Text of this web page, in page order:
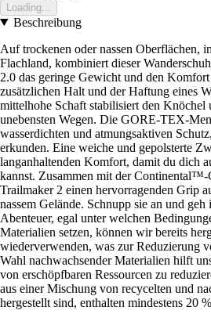
Loading...
Beschreibung
Auf trockenen oder nassen Oberflächen,
Flachland, kombiniert dieser
2.0 das geringe Gewicht und den
zusätzlichen Halt und der Haftung eines
mittelhohe Schaft stabilisiert den Knöchel
unebensten Wegen. Die GORE-TEX-
wasserdichten und atmungsaktiven
erkunden. Eine weiche und gepolsterte
langanhaltenden Komfort, damit du dich
kannst. Zusammen mit der Continental™-
Trailmaker 2 einen hervorragenden Grip
nassem Gelände. Schnupp sie an und
Abenteuer, egal unter welchen
Materialien setzen, können wir bereits
wiederverwenden, was zur Reduzierung
Wahl nachwachsender Materialien hilft
von erschöpfbaren Ressourcen zu
aus einer Mischung von recycelten und
hergestellt sind, enthalten mindestens 20